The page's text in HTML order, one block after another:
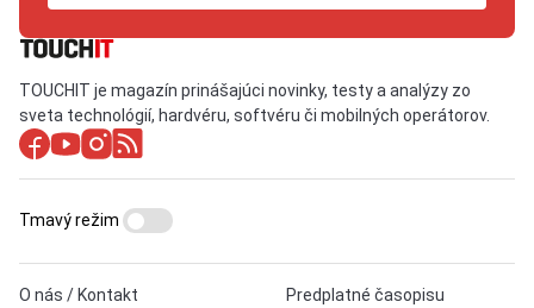
TOUCHIT je magazín prinášajúci novinky, testy a analýzy zo
sveta technológií, hardvéru, softvéru či mobilných operátorov.
O nás / Kontakt Predplatné časopisu
Tmavý režim